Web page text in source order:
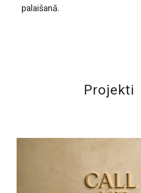
palaišanā.
Projekti